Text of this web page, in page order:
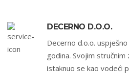
DECERNO D.O.O.
Decerno d.o.o.
godina. Svojim
istaknuo se kao vodeći